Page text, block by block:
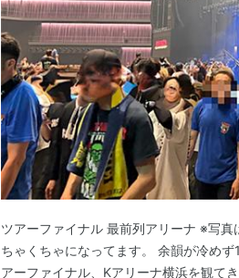
ツアーファイナル 最前列アリーナ ※写
ちゃくちゃになってます。 余韻が冷め
アーファイナル、Kアリーナ横浜を観て